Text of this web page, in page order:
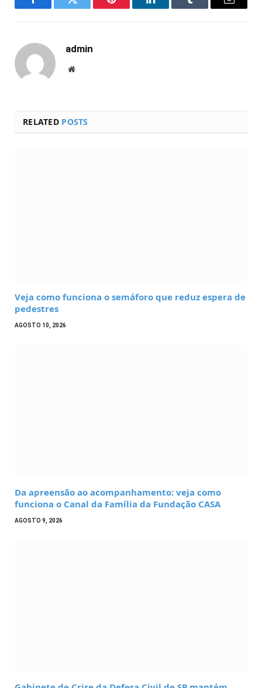
FacebookTwitter Pinterest LinkedInTumblr Email
admin
Website
RELATED POSTS
Veja como funciona o semáforo que reduz espera de
pedestres
AGOSTO 10, 2026
Da apreensão ao acompanhamento: veja como
funciona o Canal da Família da Fundação CASA
AGOSTO 9, 2026